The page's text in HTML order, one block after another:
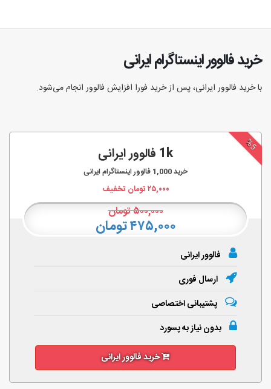
خرید فالوور اینستاگرام ایرانی
با خرید فالوور ایرانی، پس از خرید فورا افزایش فالوور انجام‌ می‌شود.
%5 1k فالوور ایرانی
خرید1,000 فالوور اینستاگرام ایرانی
۲۵,۰۰۰تومان تخفیف
۵۰۰,۰۰۰تومان
۴۷۵,۰۰۰ تومان
فالوور ایرانی
ارسال فوری
پشتیبانی اختصاصی
بدون نیاز به پسورد
خرید فالوور ایرانی